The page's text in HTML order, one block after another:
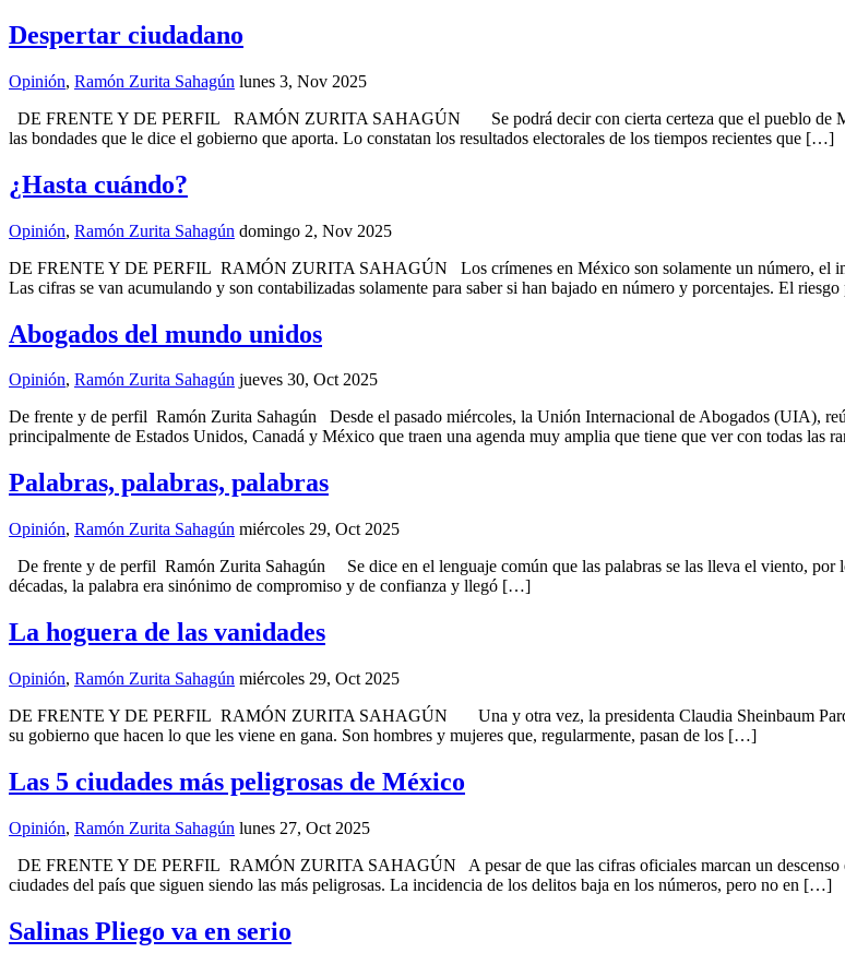
Despertar ciudadano
Opinión, Ramón Zurita Sahagún lunes 3, Nov 2025
DE FRENTE Y DE PERFIL RAMÓN ZURITA SAHAGÚN Se podrá decir con cierta certeza que el pueblo de
las bondades que le dice el gobierno que aporta. Lo constatan los resultados electorales de los tiempos recientes que […]
¿Hasta cuándo?
Opinión, Ramón Zurita Sahagún domingo 2, Nov 2025
DE FRENTE Y DE PERFIL RAMÓN ZURITA SAHAGÚN Los crímenes en México son solamente un número, el
Las cifras se van acumulando y son contabilizadas solamente para saber si han bajado en número y porcentajes. El
Abogados del mundo unidos
Opinión, Ramón Zurita Sahagún jueves 30, Oct 2025
De frente y de perfil Ramón Zurita Sahagún Desde el pasado miércoles, la Unión Internacional de Abogados (UIA),
principalmente de Estados Unidos, Canadá y México que traen una agenda muy amplia que tiene que ver con todas las
Palabras, palabras, palabras
Opinión, Ramón Zurita Sahagún miércoles 29, Oct 2025
De frente y de perfil Ramón Zurita Sahagún Se dice en el lenguaje común que las palabras se las lleva el viento, por
décadas, la palabra era sinónimo de compromiso y de confianza y llegó […]
La hoguera de las vanidades
Opinión, Ramón Zurita Sahagún miércoles 29, Oct 2025
DE FRENTE Y DE PERFIL RAMÓN ZURITA SAHAGÚN Una y otra vez, la presidenta Claudia Sheinbaum Pardo
su gobierno que hacen lo que les viene en gana. Son hombres y mujeres que, regularmente, pasan de los […]
Las 5 ciudades más peligrosas de México
Opinión, Ramón Zurita Sahagún lunes 27, Oct 2025
DE FRENTE Y DE PERFIL RAMÓN ZURITA SAHAGÚN A pesar de que las cifras oficiales marcan un descenso
ciudades del país que siguen siendo las más peligrosas. La incidencia de los delitos baja en los números, pero no en […]
Salinas Pliego va en serio